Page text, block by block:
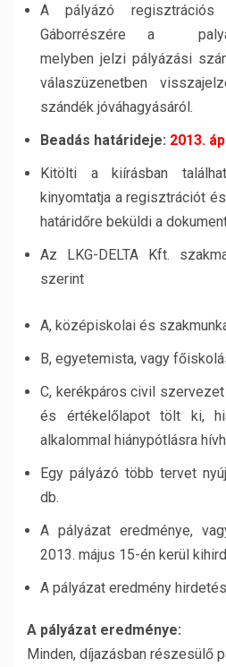
A pályázó
Gáborrészére a
melyben jelzi pályázási
válaszüzenetben
szándék jóváhagyásáról.
Beadás határideje: 2013.
Kitölti a kiírásban
kinyomtatja a regisztrációt
határidőre beküldi a
Az LKG-DELTA Kft.
szerint
A, középiskolai és
B, egyetemista, vagy
C, kerékpáros civil
és értékelőlapot tölt ki,
alkalommal hiánypótlásra
Egy pályázó több tervet
db.
A pályázat eredménye,
2013. május 15-én kerül
A pályázat eredmény
A pályázat eredménye:
Minden, díjazásban részesülő